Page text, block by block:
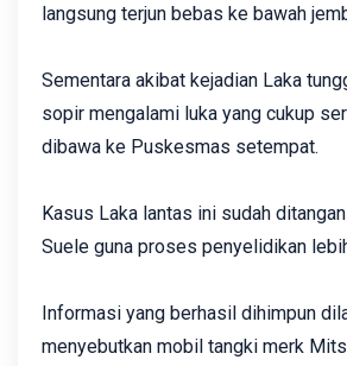
langsung terjun bebas ke bawah
Sementara akibat kejadian Laka
sopir mengalami luka yang cukup
dibawa ke Puskesmas setempat.
Kasus Laka lantas ini sudah
Suele guna proses penyelidikan
Informasi yang berhasil dihimpun
menyebutkan ‎mobil tangki merk